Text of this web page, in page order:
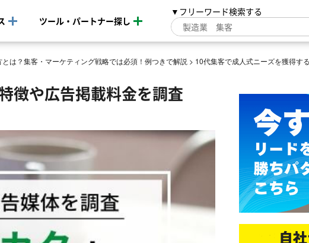
ツール・パートナー探し
▼フリーワード検索する
とは？集客・マーケティング戦略では必須！例つきで解説 > 10代集客で成人式ニーズを獲得す
徴や広告掲載料金を調査